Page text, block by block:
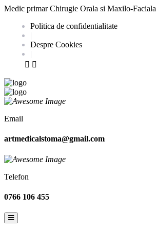
Medic primar Chirugie Orala si Maxilo-Faciala
Politica de confidentialitate
|
Despre Cookies
|
Email
artmedicalstoma@gmail.com
Telefon
0766 106 455